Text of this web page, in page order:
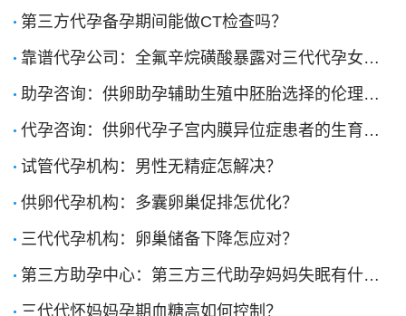
第三方代孕备孕期间能做CT检查吗？
靠谱代孕公司：全氟辛烷磺酸暴露对三代代孕女性卵巢储备的影响
助孕咨询：供卵助孕辅助生殖中胚胎选择的伦理边界在哪里？
代孕咨询：供卵代孕子宫内膜异位症患者的生育力保护有哪些新策略？
试管代孕机构：男性无精症怎解决？
供卵代孕机构：多囊卵巢促排怎优化？
三代代孕机构：卵巢储备下降怎应对？
第三方助孕中心：第三方三代助孕妈妈失眠有什么对策？
三代代怀妈妈孕期血糖高如何控制？